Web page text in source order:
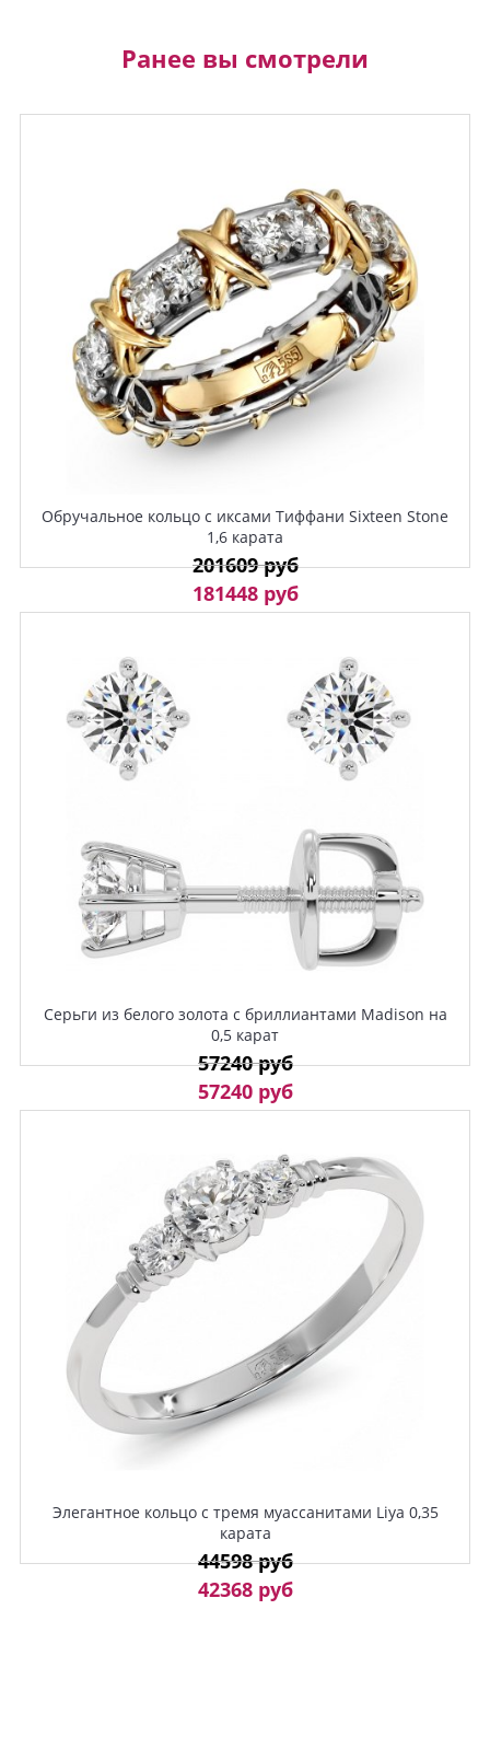
Ранее вы смотрели
Обручальное кольцо с иксами Тиффани Sixteen Stone
1,6 карата
201609 руб
181448 руб
Серьги из белого золота с бриллиантами Madison на
0,5 карат
57240 руб
57240 руб
Элегантное кольцо с тремя муассанитами Liya 0,35
карата
44598 руб
42368 руб